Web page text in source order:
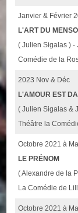
Janvier & Février
L'ART DU
( Julien Sigalas )
Comédie de la
2023 Nov & Déc
L'AMOUR EST
( Julien Sigalas &
Théâtre la
Octobre 2021 à
LE PRÉNOM
( Alexandre de la
La Comédie de
Octobre 2021 à